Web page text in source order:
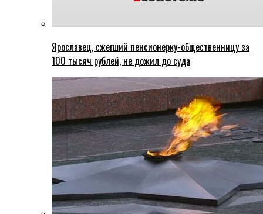
Ярославец, сжегший пенсионерку-общественницу за
100 тысяч рублей, не дожил до суда